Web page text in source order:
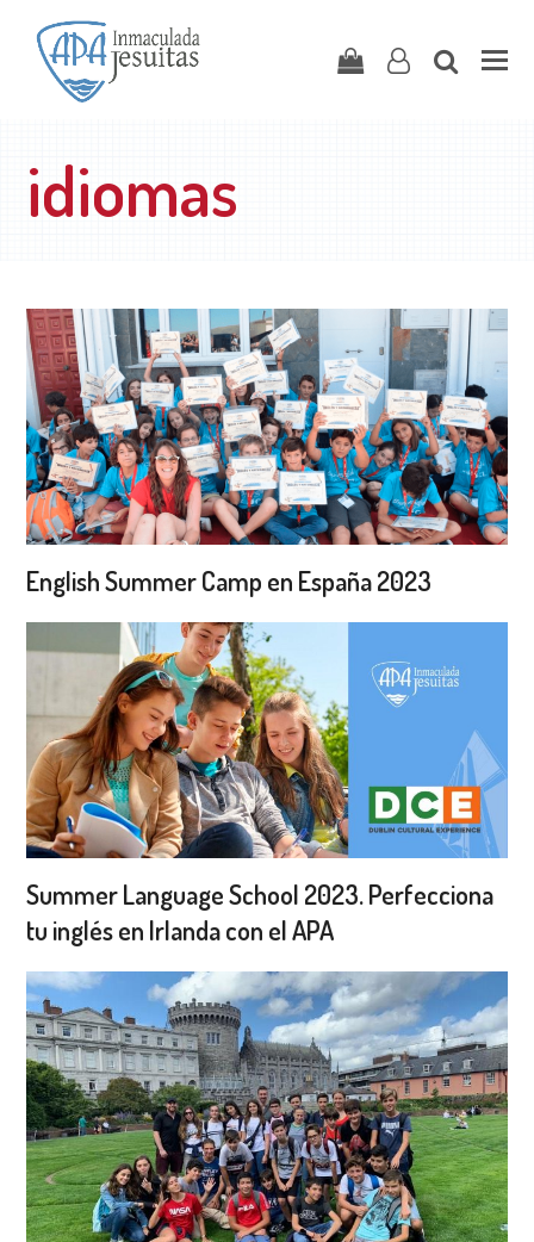
Carritouser-search
idiomas
English Summer Camp en España 2023
Summer Language School 2023. Perfecciona
tu inglés en Irlanda con el APA